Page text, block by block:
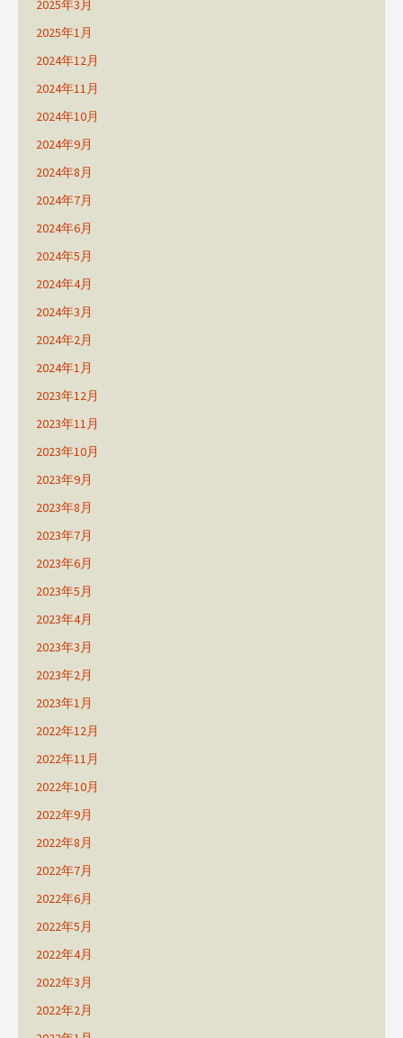
2025年3月
2025年1月
2024年12月
2024年11月
2024年10月
2024年9月
2024年8月
2024年7月
2024年6月
2024年5月
2024年4月
2024年3月
2024年2月
2024年1月
2023年12月
2023年11月
2023年10月
2023年9月
2023年8月
2023年7月
2023年6月
2023年5月
2023年4月
2023年3月
2023年2月
2023年1月
2022年12月
2022年11月
2022年10月
2022年9月
2022年8月
2022年7月
2022年6月
2022年5月
2022年4月
2022年3月
2022年2月